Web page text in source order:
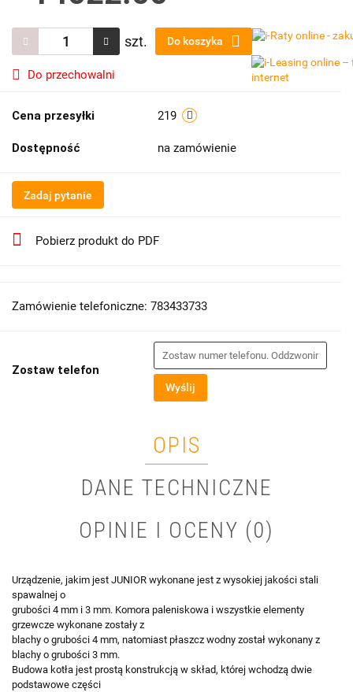
szt. Do koszyka
Do przechowalni
Cena przesyłki 219
Dostępność na zamówienie
Zadaj pytanie
Pobierz produkt do PDF
Zamówienie telefoniczne: 783433733
Zostaw telefon
Wyślij
OPIS
DANE TECHNICZNE
OPINIE I OCENY (0)
Urządzenie, jakim jest JUNIOR wykonane jest z wysokiej jakości stali
spawalnej o
grubości 4 mm i 3 mm. Komora paleniskowa i wszystkie elementy
grzewcze wykonane zostały z
blachy o grubości 4 mm, natomiast płaszcz wodny został wykonany z
blachy o grubości 3 mm.
Budowa kotła jest prostą konstrukcją w skład, której wchodzą dwie
podstawowe części